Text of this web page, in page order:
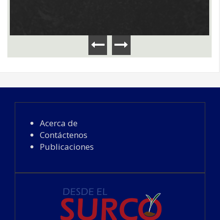
Acerca de
Contáctenos
Publicaciones